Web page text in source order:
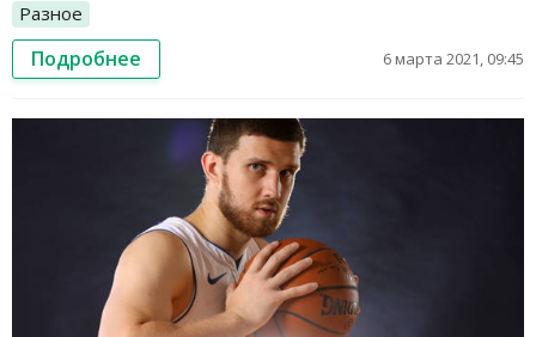
Разное
Подробнее 6 марта 2021, 09:45